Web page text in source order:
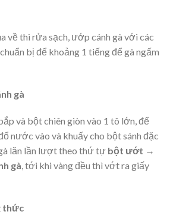
về thì rửa sạch, ướp cánh gà với các
bị để khoảng 1 tiếng để gà ngấm
gà
và bột chiên giòn vào 1 tô lớn, để
nước vào và khuấy cho bột sánh đặc
lăn lần lượt theo thứ tự bột ướt →
gà, tới khi vàng đều thì vớt ra giấy
thức